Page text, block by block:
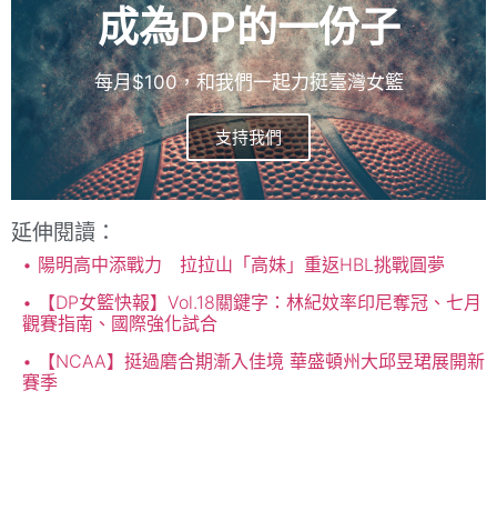
成為DP的一份子
每月$100，和我們一起力挺臺灣女籃
支持我們
延伸閱讀：
陽明高中添戰力 拉拉山「高妹」重返HBL挑戰圓夢
【DP女籃快報】Vol.18關鍵字：林紀妏率印尼奪冠、七月
觀賽指南、國際強化試合
【NCAA】挺過磨合期漸入佳境 華盛頓州大邱昱珺展開新
賽季